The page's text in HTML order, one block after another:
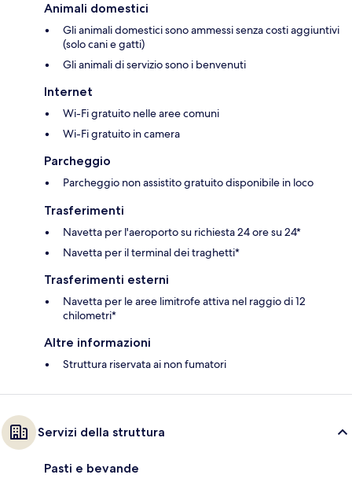
Animali domestici
Gli animali domestici sono ammessi senza costi aggiuntivi
(solo cani e gatti)
Gli animali di servizio sono i benvenuti
Internet
Wi-Fi gratuito nelle aree comuni
Wi-Fi gratuito in camera
Parcheggio
Parcheggio non assistito gratuito disponibile in loco
Trasferimenti
Navetta per l'aeroporto su richiesta 24 ore su 24*
Navetta per il terminal dei traghetti*
Trasferimenti esterni
Navetta per le aree limitrofe attiva nel raggio di 12
chilometri*
Altre informazioni
Struttura riservata ai non fumatori
Servizi della struttura
Pasti e bevande